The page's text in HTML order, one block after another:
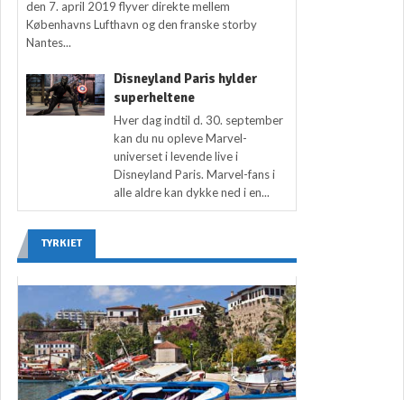
den 7. april 2019 flyver direkte mellem
Københavns Lufthavn og den franske storby
Nantes...
Disneyland Paris hylder
superheltene
Hver dag indtil d. 30. september
kan du nu opleve Marvel-
universet i levende live i
Disneyland Paris. Marvel-fans i
alle aldre kan dykke ned i en...
TYRKIET